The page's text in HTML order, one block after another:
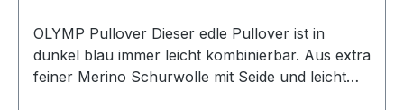
OLYMP Pullover Dieser edle Pullover ist in
dunkel blau immer leicht kombinierbar. Aus extra
feiner Merino Schurwolle mit Seide und leicht